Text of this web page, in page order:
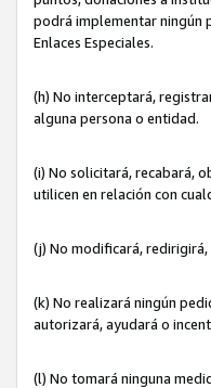
podrá implementar ningún
Enlaces Especiales.
(h) No interceptará,
alguna persona o entidad.
(i) No solicitará, recabará,
utilicen en relación con
(j) No modificará,
(k) No realizará ningún
autorizará, ayudará o
(l) No tomará ninguna